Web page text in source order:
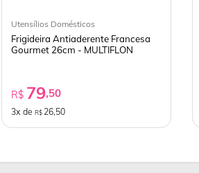
Utensílios Domésticos
Frigideira Antiaderente Francesa
Gourmet 26cm - MULTIFLON
R$ 79,50
3x deR$ 26,50